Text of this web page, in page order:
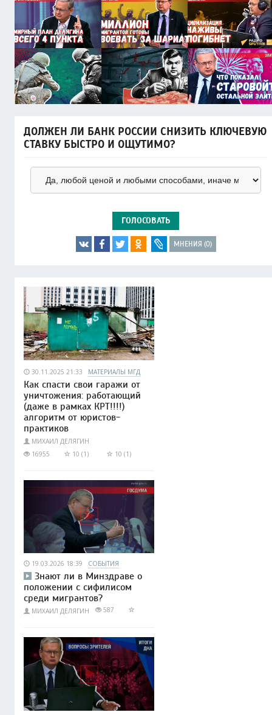
ДОЛЖЕН ЛИ БАНК РОССИИ СНИЗИТЬ КЛЮЧЕВУЮ
СТАВКУ БЫСТРО И ОЩУТИМО?
ГОЛОСОВАТЬ
МНЕНИЯ (0)
30.11.2025 21:33 МАТЕРИАЛЫ МГД
Как спасти свои гаражи от
уничтожения: работающий
(даже в рамках КРТ!!!!)
алгоритм от юристов-
практиков
МИХАИЛ ДЕЛЯГИН
16955
10 (1) 10 (1)
19.03.2026 18:39 СОБЫТИЯ
Знают ли в Минздраве о
положении с сифилисом
среди мигрантов?
МИХАИЛ ДЕЛЯГИН 587